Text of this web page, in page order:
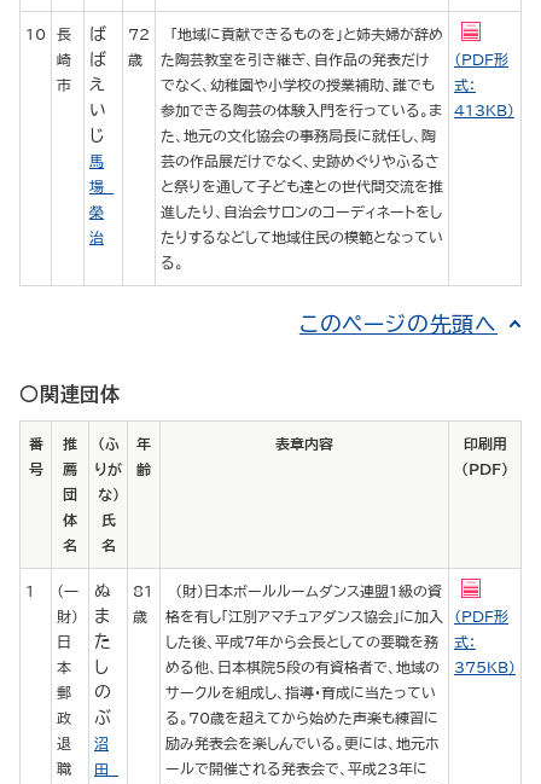
10
長
崎
市
ば
ば
え
い
じ
馬
場
榮
治
72
歳
「地域に貢献できるものを」と姉夫婦が辞め
た陶芸教室を引き継ぎ、自作品の発表だけ
でなく、幼稚園や小学校の授業補助、誰でも
参加できる陶芸の体験入門を行っている。ま
た、地元の文化協会の事務局長に就任し、陶
芸の作品展だけでなく、史跡めぐりやふるさ
と祭りを通して子ども達との世代間交流を推
進したり、自治会サロンのコーディネートをし
たりするなどして地域住民の模範となってい
る。
（PDF形
式：
413KB）
このページの先頭へ
○関連団体
番
号
推
薦
団
体
名
（ふ
りが
な）
氏
名
年
齢
表章内容
印刷用
（PDF）
1
（一
財）
日
本
郵
政
退
職
ぬ
ま
た
し
の
ぶ
沼
田
81
歳
（財）日本ボールルームダンス連盟1級の資
格を有し「江別アマチュアダンス協会」に加入
した後、平成7年から会長としての要職を務
める他、日本棋院5段の有資格者で、地域の
サークルを組成し、指導・育成に当たってい
る。70歳を超えてから始めた声楽も練習に
励み発表会を楽しんでいる。更には、地元ホ
ールで開催される発表会で、平成23年に
（PDF形
式：
375KB）